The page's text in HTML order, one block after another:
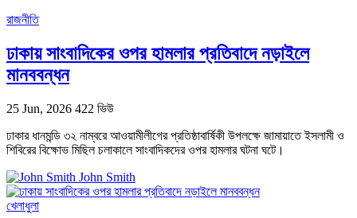
রাজনীতি
ঢাকায় সাংবাদিকের ওপর হামলার প্রতিবাদে নড়াইলে
মানববন্ধন
25 Jun, 2026 422 ভিউ
ঢাকার ধানমন্ডি ৩২ নাম্বরে আওয়ামীলীগের প্রতিষ্ঠাবার্ষিকী উপলক্ষে জামায়াতে ইসলামী ও
শিবিরের বিক্ষোভ মিছিল চলাকালে সাংবাদিকদের ওপর হামলার ঘটনা ঘটে।
John Smith
খেলাধুলা